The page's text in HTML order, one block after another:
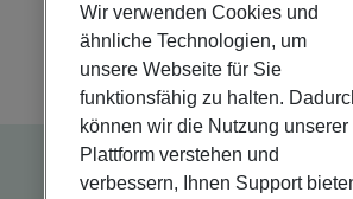
Hotelbeschreibung
Wir verwenden Cookies und
ähnliche Technologien, um
unsere Webseite für Sie
funktionsfähig zu halten.
können wir die Nutzung unserer
Plattform verstehen und
verbessern, Ihnen Support